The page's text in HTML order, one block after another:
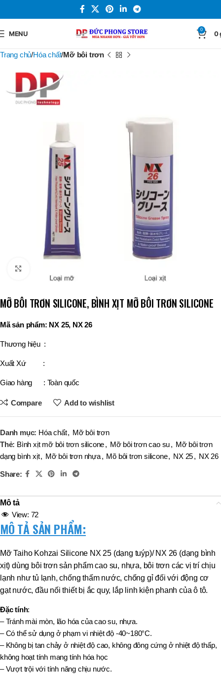
MENU 0 0
Trang chủ Hóa chất Mỡ bôi trơn
MỠ BÔI TRƠN SILICONE, BÌNH XỊT MỠ BÔI TRƠN SILICONE
Mã sản phẩm: NX 25, NX 26
Thương hiệu :
Xuất Xứ :
Giao hàng : Toàn quốc
Compare Add to wishlist
Danh mục: Hóa chất, Mỡ bôi trơn
Thẻ: Bình xịt mỡ bôi trơn silicone, Mỡ bôi trơn cao su, Mỡ bôi trơn
dạng bình xịt, Mỡ bôi trơn nhựa, Mõ bôi trơn silicone, NX 25, NX 26
Share:
Mô tả
View: 72
MÔ TẢ SẢN PHẨM:
Mỡ Taiho Kohzai Silicone NX 25 (dạng tuýp)/ NX 26 (dạng bình
xịt) dùng bôi trơn sản phẩm cao su, nhựa, bôi trơn các vị trí chịu
lạnh như tủ lạnh, chống thấm nước, chống gỉ đối với động cơ
gạt nước, đầu nối thiết bị ắc quy, lắp linh kiện phanh của ô tô.
Đặc tính:
– Tránh mài mòn, lão hóa của cao su, nhựa.
– Có thể sử dụng ở phạm vi nhiệt độ -40~180°C.
– Không bị tan chảy ở nhiệt độ cao, không đông cứng ở nhiệt độ thấp,
không hoạt tính mang tính hóa học
– Vượt trội với tính năng chịu nước.